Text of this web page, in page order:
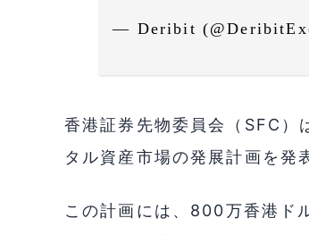
— Deribit
香港証券先物委員会（SFC
タル資産市場の発展計画を発
この計画には、800万香港ド